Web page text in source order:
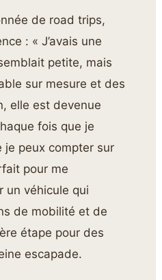
de road trips,
: « J’avais une
petite, mais
sur mesure et des
elle est devenue
fois que je
je peux compter sur
pour me
un véhicule qui
de mobilité et de
étape pour des
escapade.